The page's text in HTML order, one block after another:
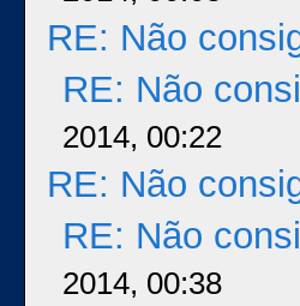
RE: Não
RE: Não
2014, 00:22
RE: Não
RE: Não
2014, 00:38